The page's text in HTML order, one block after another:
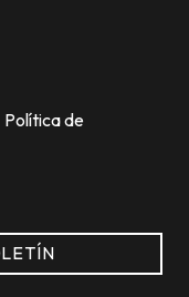
Política de